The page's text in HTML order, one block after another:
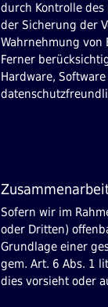
durch Kontrolle
der Sicherung der
Wahrnehmung von
Ferner
Hardware,
Sofern wir im
oder Dritten)
Grundlage einer
gem. Art. 6 Abs. 1
dies vorsieht oder